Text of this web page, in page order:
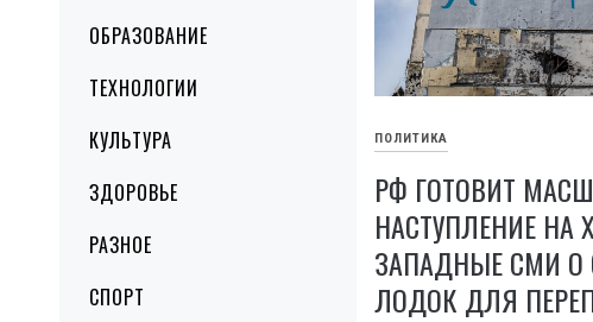
ОБРАЗОВАНИЕ
ТЕХНОЛОГИИ
КУЛЬТУРА
ЗДОРОВЬЕ
РАЗНОЕ
СПОРТ
ПОЛИТИКА
РФ ГОТОВИТ
НАСТУПЛЕНИЕ НА
ЗАПАДНЫЕ СМИ О
ЛОДОК ДЛЯ